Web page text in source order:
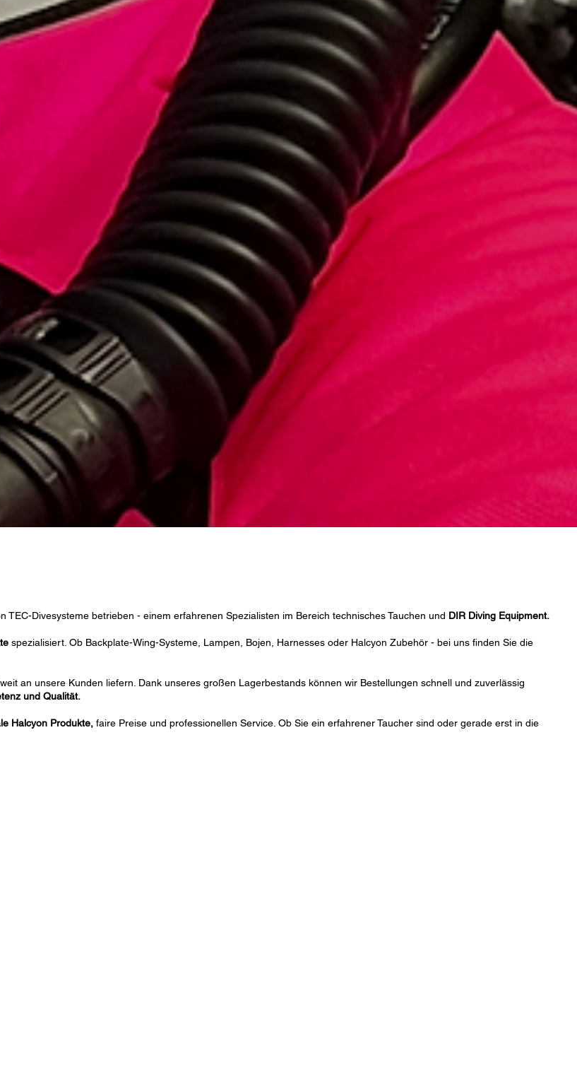
TEC-Divesysteme betrieben - einem erfahrenen Spezialisten im Bereich technisches Tauchen und DIR Diving Equipment.
spezialisiert. Ob Backplate-Wing-Systeme, Lampen, Bojen, Harnesses oder Halcyon Zubehör - bei uns finden Sie die
an unsere Kunden liefern. Dank unseres großen Lagerbestands können wir Bestellungen schnell und zuverlässig
und Qualität.
Halcyon Produkte, faire Preise und professionellen Service. Ob Sie ein erfahrener Taucher sind oder gerade erst in die